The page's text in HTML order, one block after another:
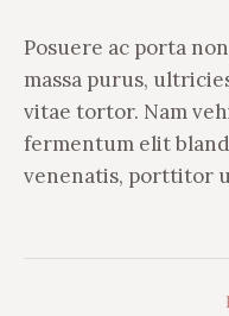
Posuere ac porta
massa purus,
vitae tortor. Nam
fermentum elit
venenatis, porttitor